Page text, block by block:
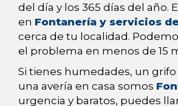
del día y los 365 días del año.
en Fontanería y servicios
cerca de tu localidad.
el problema en menos de 15
Si tienes humedades, un grifo
una avería en casa somos
urgencia y baratos, puedes